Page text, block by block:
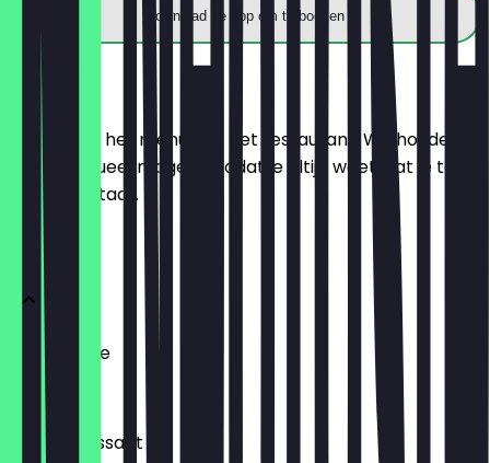
Download de app om te boeken
Menu
Hier vind je het menu van het restaurant. We houden
het zo actueel mogelijk, zodat je altijd weet wat je te
wachten staat.
BRÖTCHEN
Ofenfrische
€ 0,54
Buttercroissant